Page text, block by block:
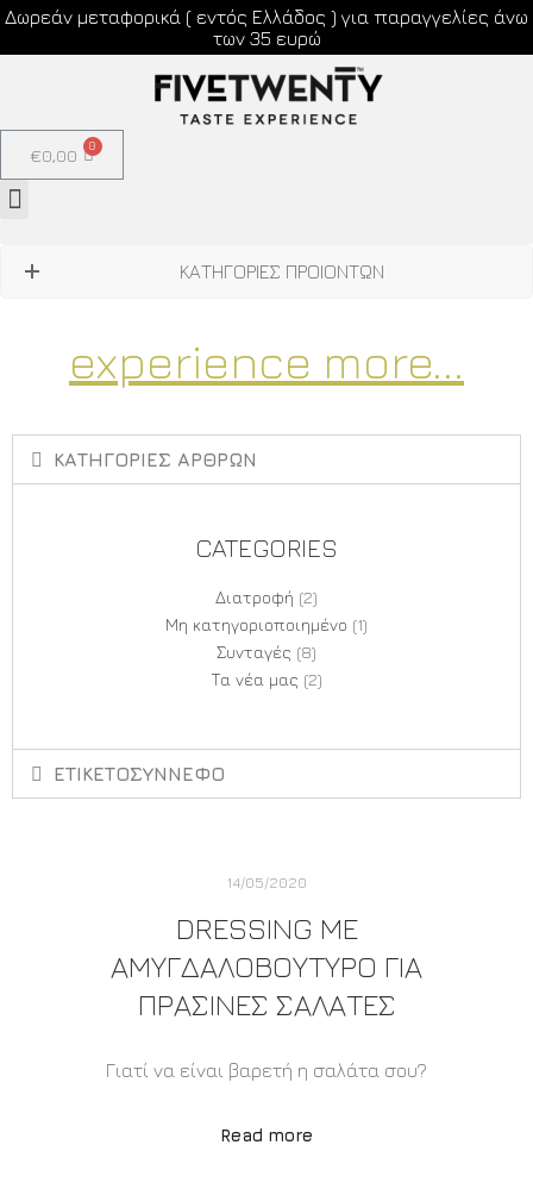
Δωρεάν μεταφορικά ( εντός Ελλάδος ) για παραγγελίες άνω
των 35 ευρώ
€0,00
ΚΑΤΗΓΟΡΙΕΣ ΠΡΟΙΟΝΤΩΝ
experience more...
ΚΑΤΗΓΟΡΙΕΣ ΑΡΘΡΩΝ
CATEGORIES
Διατροφή (2)
Μη κατηγοριοποιημένο (1)
Συνταγές (8)
Τα νέα μας (2)
ΕΤΙΚΕΤΟΣΥΝΝΕΦΟ
14/05/2020
DRESSING ΜΕ
ΑΜΥΓΔΑΛΟΒΟΥΤΥΡΟ ΓΙΑ
ΠΡΆΣΙΝΕΣ ΣΑΛΆΤΕΣ
Γιατί να είναι βαρετή η σαλάτα σου?
Read more